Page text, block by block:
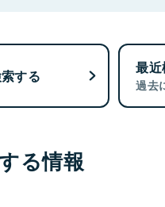
する 最
過去
る情報